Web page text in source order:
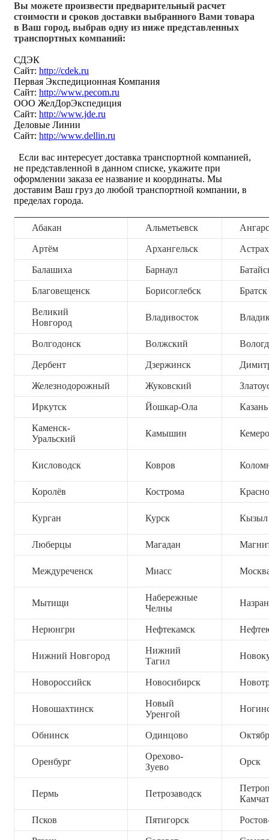
Вы можете произвести предварительный расчет
стоимости и сроков доставки выбранного Вами товара
в Ваш город, выбрав одну из ниже представленных
транспортных компаний:
СДЭК
Сайт: http://cdek.ru
Первая Экспедиционная Компания
Сайт: http://www.pecom.ru
ООО ЖелДорЭкспедиция
Сайт: http://www.jde.ru
Деловые Линии
Сайт: http://www.dellin.ru
Если вас интересует доставка транспортной компанией,
не представленной в данном списке, укажите при
оформлении заказа ее название и координаты. Мы
доставим Ваш груз до любой транспортной компании, в
пределах города.
Абакан Альметьевск
Артём Архангельск
Балашиха Барнаул
Благовещенск Борисоглебск Братск
Великий
Новгород
Владивосток
Волгодонск Волжский
Дербент Дзержинск
Железнодорожный Жуковский
Иркутск Йошкар-Ола Казань
Каменск-
Уральский
Камышин
Кисловодск Ковров
Королёв Кострома
Курган Курск Кызыл
Люберцы Магадан
Междуреченск Миасс
Мытищи
Набережные
Челны
Нерюнгри Нефтекамск
Нижний Новгород
Нижний
Тагил
Новороссийск Новосибирск
Новошахтинск
Новый
Уренгой
Обнинск Одинцово
Оренбург
Орехово-
Зуево
Орск
Пермь Петрозаводск
Псков Пятигорск